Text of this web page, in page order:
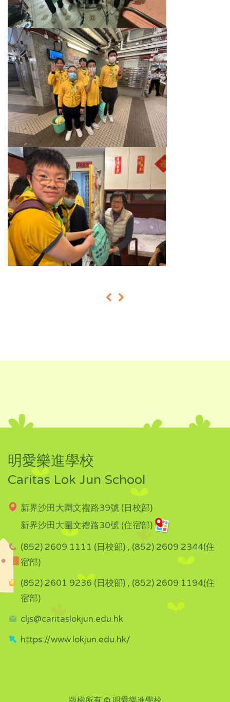
« »
明愛樂進學校
Caritas Lok Jun School
新界沙田大圍文禮路39號 (日校部)
新界沙田大圍文禮路30號 (住宿部)
(852) 2609 1111 (日校部) , (852) 2609 2344(住
宿部)
(852) 2601 9236 (日校部) , (852) 2609 1194(住
宿部)
cljs@caritaslokjun.edu.hk
https://www.lokjun.edu.hk/